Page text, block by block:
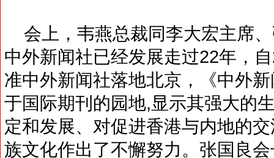
会上，韦燕总裁同李大宏主席
中外新闻社已经发展走过22年，
准中外新闻社落地北京，《中外
于国际期刊的园地,显示其强大的
定和发展、对促进香港与内地的
族文化作出了不懈努力。张国良